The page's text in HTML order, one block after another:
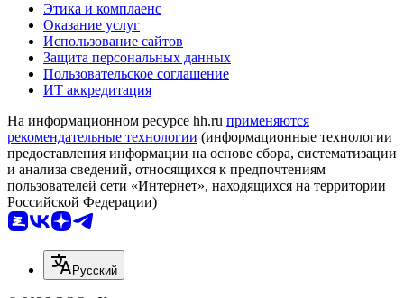
Этика и комплаенс
Оказание услуг
Использование сайтов
Защита персональных данных
Пользовательское соглашение
ИТ аккредитация
На информационном ресурсе hh.ru применяются
рекомендательные технологии (информационные технологии
предоставления информации на основе сбора, систематизации
и анализа сведений, относящихся к предпочтениям
пользователей сети «Интернет», находящихся на территории
Российской Федерации)
Русский